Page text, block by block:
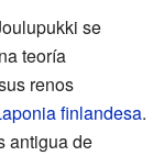
se
teoría
renos
finlandesa.
antigua de